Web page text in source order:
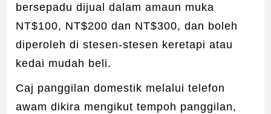
bersepadu dijual dalam amaun muka
NT$100, NT$200 dan NT$300, dan boleh
diperoleh di stesen-stesen keretapi atau
kedai mudah beli.
Caj panggilan domestik melalui telefon
awam dikira mengikut tempoh panggilan,